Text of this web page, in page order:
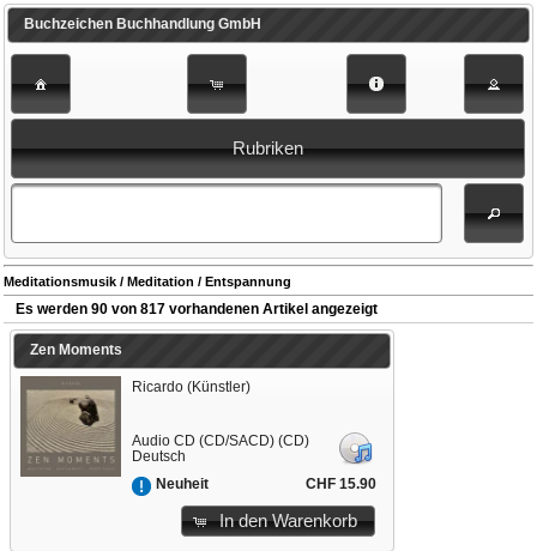
Buchzeichen Buchhandlung GmbH
Rubriken
Meditationsmusik / Meditation / Entspannung
Es werden 90 von 817 vorhandenen Artikel angezeigt
Zen Moments
Ricardo (Künstler)
Audio CD (CD/SACD) (CD)
Deutsch
Neuheit
CHF 15.90
In den Warenkorb